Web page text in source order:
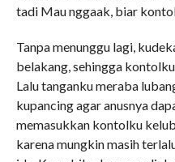
tadi Mau nggaak, biar
Tanpa menunggu lagi,
belakang, sehingga
Lalu tanganku meraba
kupancing agar anusnya
memasukkan kontolku
karena mungkin masih